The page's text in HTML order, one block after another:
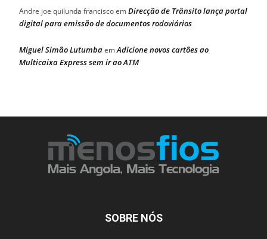
Andre joe quilunda franciscoemDirecção de Trânsito lança portal
digital para emissão de documentos rodoviários
Miguel Simão LutumbaemAdicione novos cartões ao
Multicaixa Express sem ir ao ATM
SOBRE NÓS